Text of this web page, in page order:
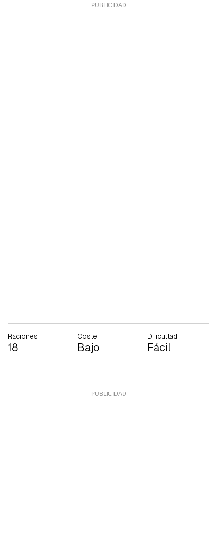
Raciones
18
Coste
Bajo
Dificultad
Fácil